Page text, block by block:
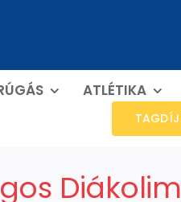
ATLÉTIKA
TAGDÍJ